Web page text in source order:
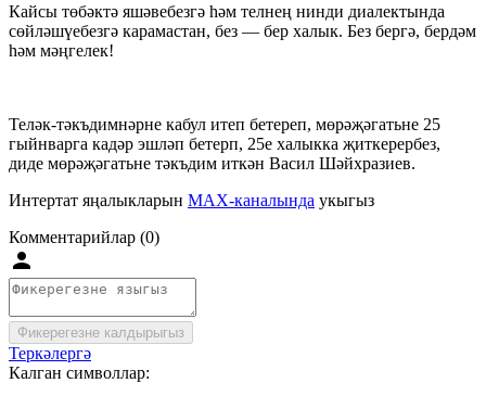
Кайсы төбәктә яшәвебезгә һәм телнең нинди диалектында
сөйләшүебезгә карамастан, без — бер халык. Без бергә, бердәм
һәм мәңгелек!
Теләк-тәкъдимнәрне кабул итеп бетереп, мөрәҗәгатьне 25
гыйнварга кадәр эшләп бетерп, 25е халыкка җиткерербез,
диде мөрәҗәгатьне тәкъдим иткән Васил Шәйхразиев.
Интертат яңалыкларын MAX-каналында укыгыз
Комментарийлар (0)
Фикерегезне калдырыгыз
Теркәлергә
Калган символлар: